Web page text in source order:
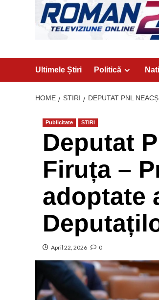
Ultimele Știri Politică
HOME STIRI DEPUTAT PNL
Publicitate STIRI
Deputat
Firuța –
adoptate
April 22, 2026 0